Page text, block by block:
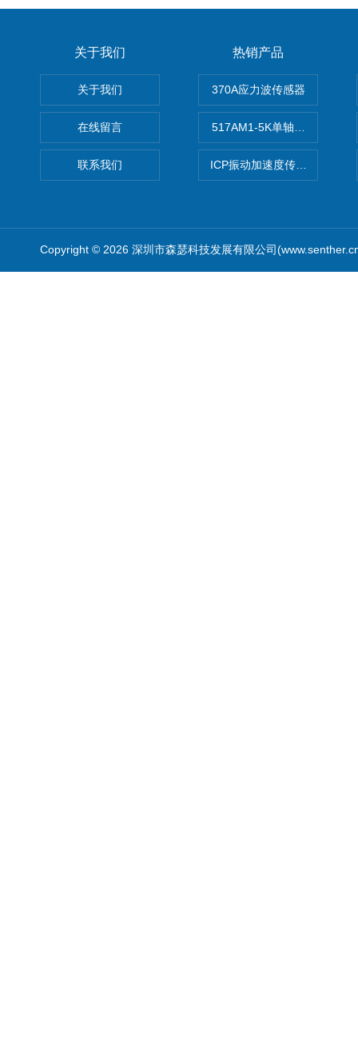
关于我们
关于我们
在线留言
联系我们
热销产品
370A应力波传感器
517AM1-5K单轴冲击IEPE加
ICP振动加速度传感器
Copyright © 2026 深圳市森瑟科技发展有限公司